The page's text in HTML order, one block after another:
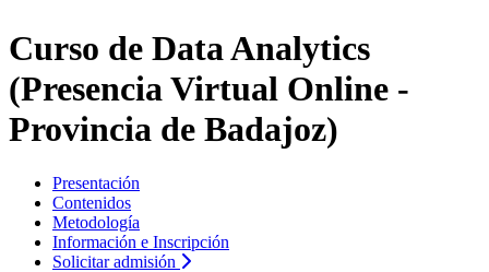
Curso de Data Analytics
(Presencia Virtual Online -
Provincia de Badajoz)
Presentación
Contenidos
Metodología
Información e Inscripción
Solicitar admisión